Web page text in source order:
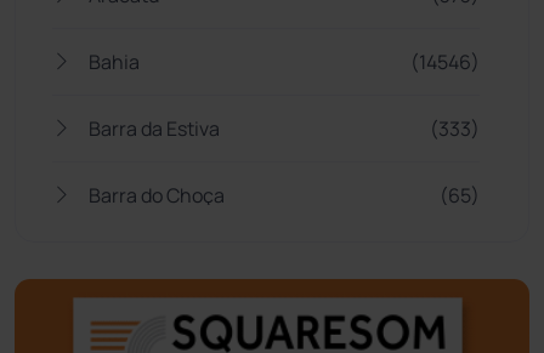
Bahia (14546)
Barra da Estiva (333)
Barra do Choça (65)
Bom Jesus da Lapa (510)